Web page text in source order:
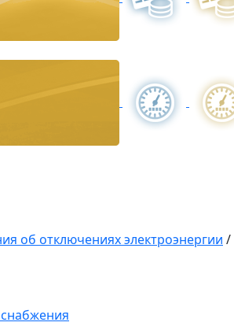
об отключениях электроэнергии /